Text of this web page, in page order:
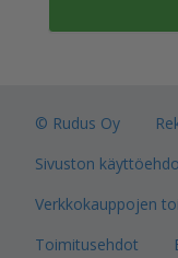
© Rudus Oy
Sivuston
Verkkokauppojen
Toimitusehdot